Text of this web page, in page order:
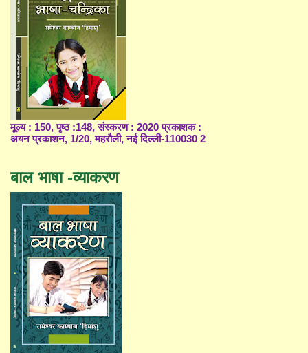
मूल्य : 150, पृष्ठ :148, संस्करण : 2020 प्रकाशक :
अयन प्रकाशन, 1/20, महरौली, नई दिल्ली-110030 2
बाल भाषा -व्याकरण